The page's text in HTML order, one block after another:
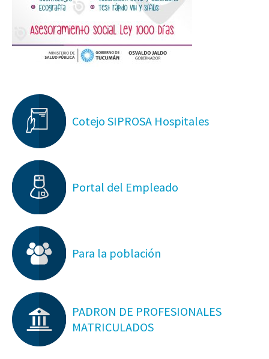
Cotejo SIPROSA Hospitales
Portal del Empleado
Para la población
PADRON DE PROFESIONALES
MATRICULADOS